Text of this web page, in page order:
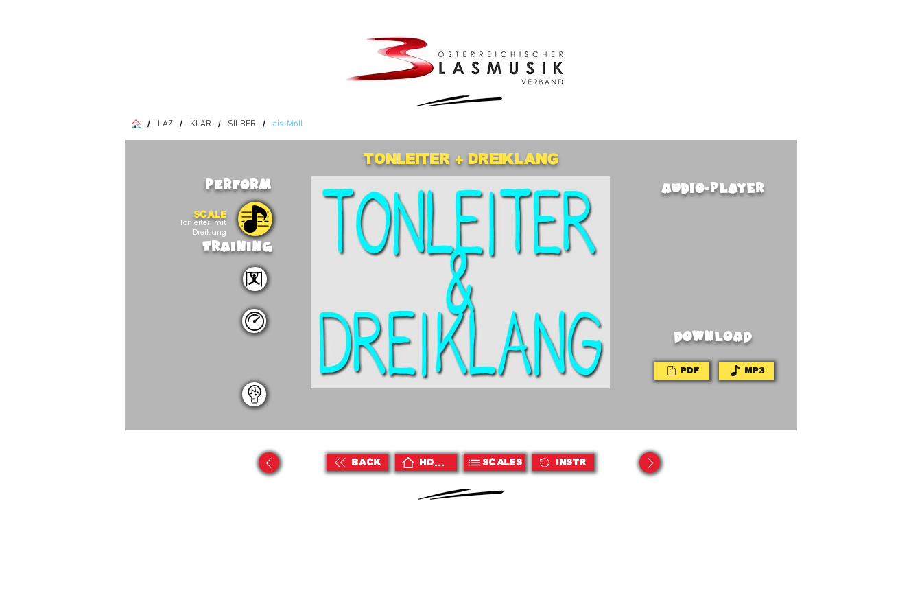
/ LAZ / KLAR / SILBER / ais-Moll
Tonleiter + Dreiklang
PERFORM
TRAINING
SCALE
Tonleiter mit
Dreiklang
audio-player
DOWNLOAD
PDF MP3
BACK HOME Scales Instr